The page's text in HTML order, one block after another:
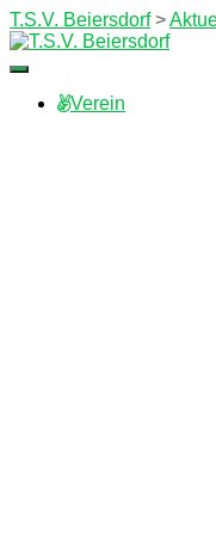
T.S.V. Beiersdorf>
Navigation
umschaltenVerein